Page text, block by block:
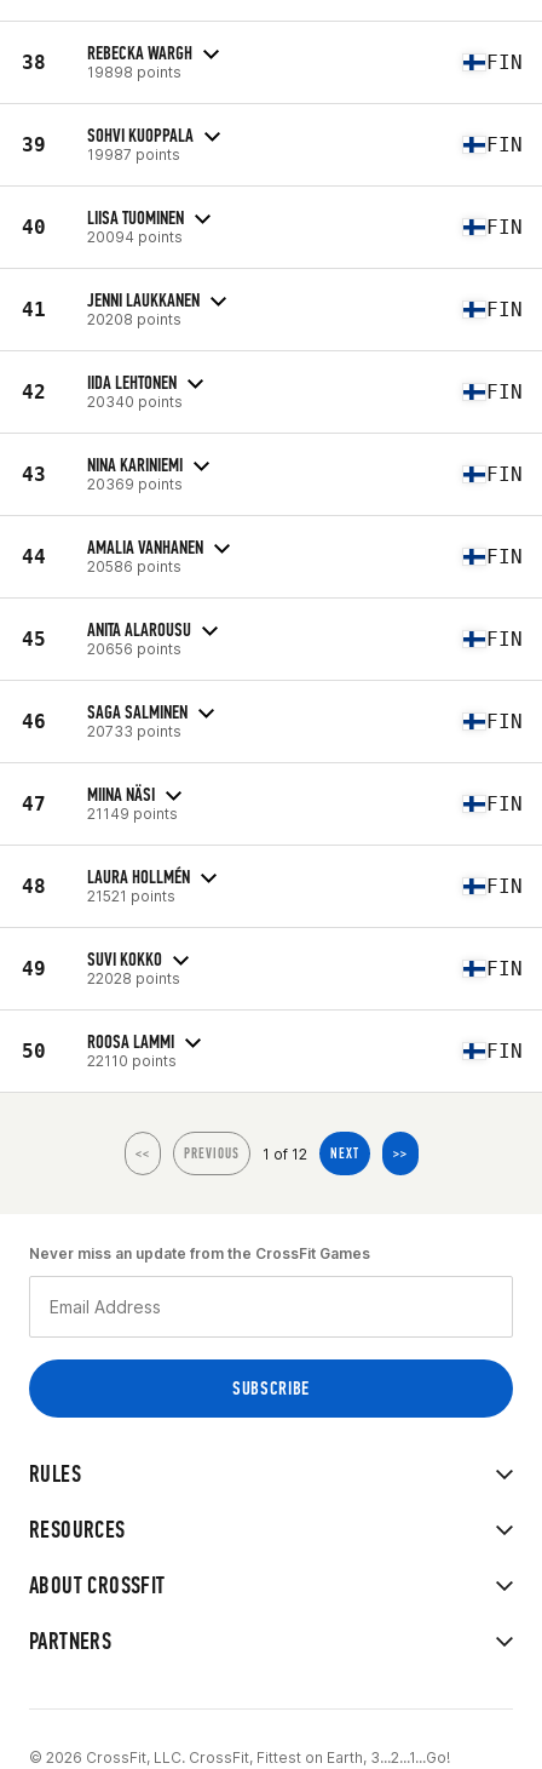
38 REBECKA WARGH
19898 points FIN
39 SOHVI KUOPPALA
19987 points FIN
40 LIISA TUOMINEN
20094 points FIN
41 JENNI LAUKKANEN
20208 points FIN
42 IIDA LEHTONEN
20340 points FIN
43 NINA KARINIEMI
20369 points FIN
44 AMALIA VANHANEN
20586 points FIN
45 ANITA ALAROUSU
20656 points FIN
46 SAGA SALMINEN
20733 points FIN
47 MIINA NÄSI
21149 points FIN
48 LAURA HOLLMÉN
21521 points FIN
49 SUVI KOKKO
22028 points FIN
50 ROOSA LAMMI
22110 points FIN
<< PREVIOUS 1 of 12 NEXT >>
RULES
RESOURCES
ABOUT CROSSFIT
PARTNERS
Never miss an update from the CrossFit Games
© 2026 CrossFit, LLC. CrossFit, Fittest on Earth, 3...2...1...Go!